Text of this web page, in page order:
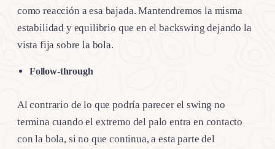
como reacción a esa bajada. Mantendremos la misma
estabilidad y equilibrio que en el backswing dejando la
vista fija sobre la bola.
Follow-through
Al contrario de lo que podría parecer el swing no
termina cuando el extremo del palo entra en contacto
con la bola, si no que continua, a esta parte del